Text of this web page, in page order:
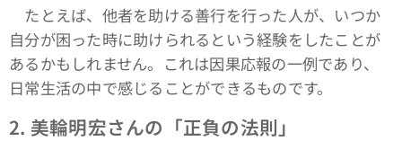
たとえば、他者を助ける善行を行った人が、いつか
自分が困った時に助けられるという経験をしたことが
あるかもしれません。これは因果応報の一例であり、
日常生活の中で感じることができるものです。
2. 美輪明宏さんの「正負の法則」